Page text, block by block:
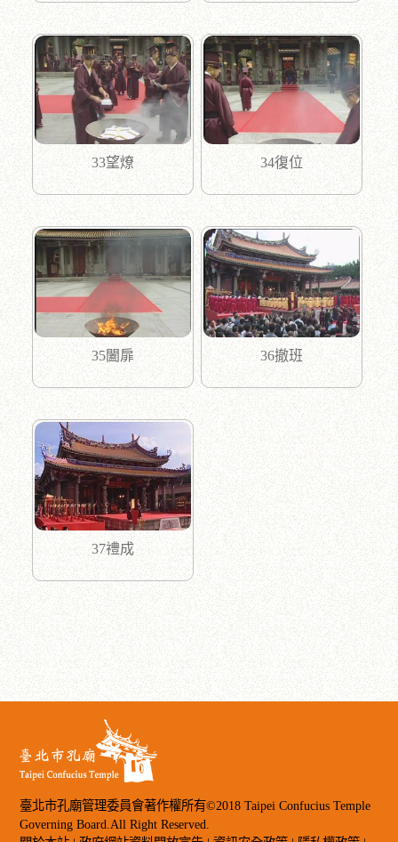
33望燎 34復位
35闔扉 36撤班
37禮成
臺北市孔廟管理委員會著作權所有©2018 Taipei Confucius Temple
Governing Board.All Right Reserved.